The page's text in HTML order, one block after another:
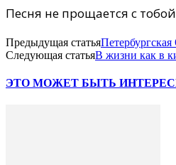
Песня не прощается с тобой
Предыдущая статья
Следующая статьяВ жизни как в
ЭТО МОЖЕТ БЫТЬ